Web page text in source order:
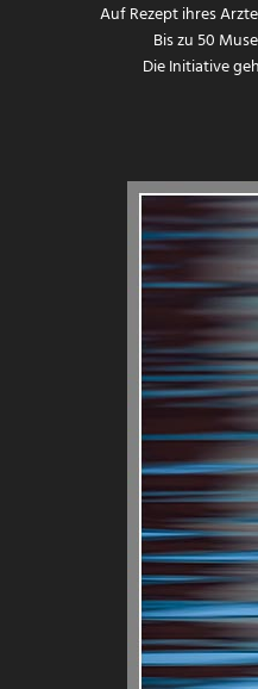
Auf Rezept ihres
Bis zu 50
Die Initiative